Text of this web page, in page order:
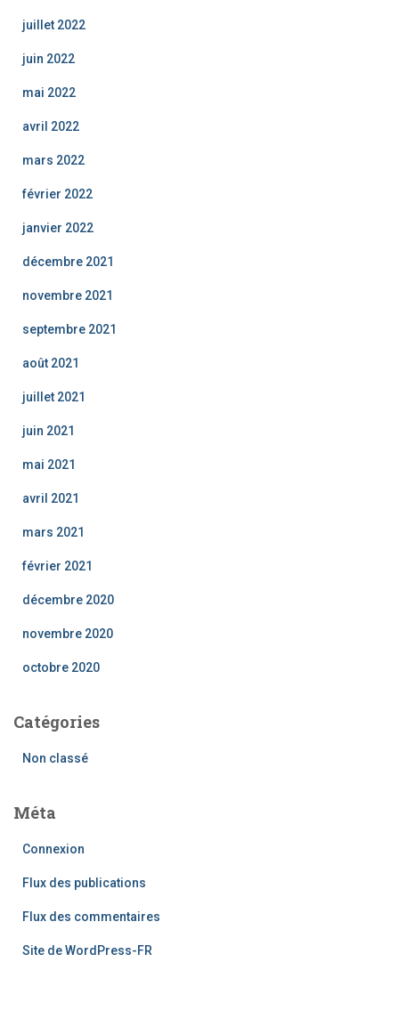
juillet 2022
juin 2022
mai 2022
avril 2022
mars 2022
février 2022
janvier 2022
décembre 2021
novembre 2021
septembre 2021
août 2021
juillet 2021
juin 2021
mai 2021
avril 2021
mars 2021
février 2021
décembre 2020
novembre 2020
octobre 2020
Catégories
Non classé
Méta
Connexion
Flux des publications
Flux des commentaires
Site de WordPress-FR